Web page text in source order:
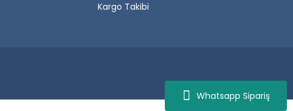
Whatsapp Sipariş
Kargo Takibi